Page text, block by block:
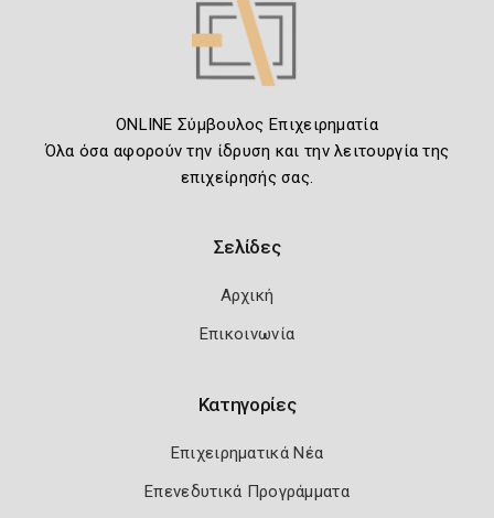
ONLINE Σύμβουλος Επιχειρηματία
Όλα όσα αφορούν την ίδρυση και την λειτουργία της
επιχείρησής σας.
Σελίδες
Αρχική
Επικοινωνία
Κατηγορίες
Επιχειρηματικά Νέα
Επενεδυτικά Προγράμματα